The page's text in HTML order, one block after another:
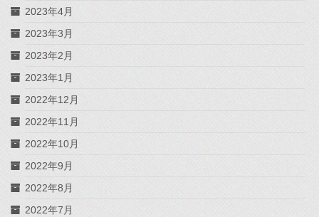
2023年4月
2023年3月
2023年2月
2023年1月
2022年12月
2022年11月
2022年10月
2022年9月
2022年8月
2022年7月